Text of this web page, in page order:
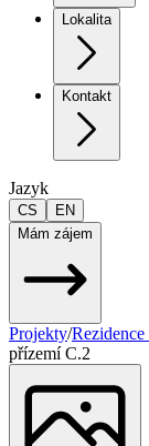
Lokalita
Kontakt
Jazyk
CS
EN
Mám zájem
Projekty/
přízemí C.2